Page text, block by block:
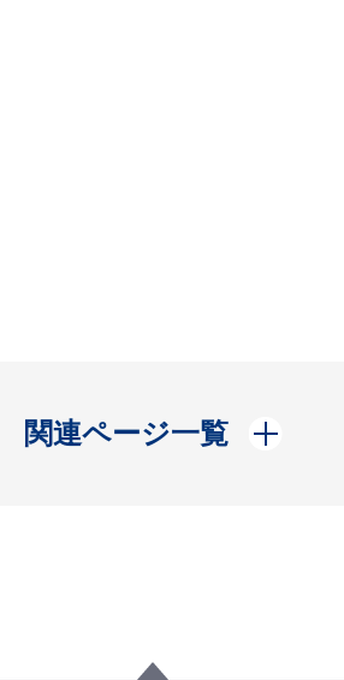
関連ページ一覧
開く